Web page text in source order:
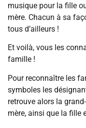
musique pour la fille
mère. Chacun à sa
tous d’ailleurs !
Et voilà, vous les
famille !
Pour reconnaître les
symboles les
retrouve alors la
mère, ainsi que la fille